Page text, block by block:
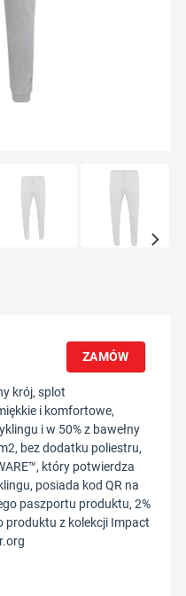
ZAMÓW
krój, splot
i komfortowe,
i w 50% z bawełny
bez dodatku poliestru,
który potwierdza
posiada kod QR na
paszportu produktu, 2%
produktu z kolekcji Impact